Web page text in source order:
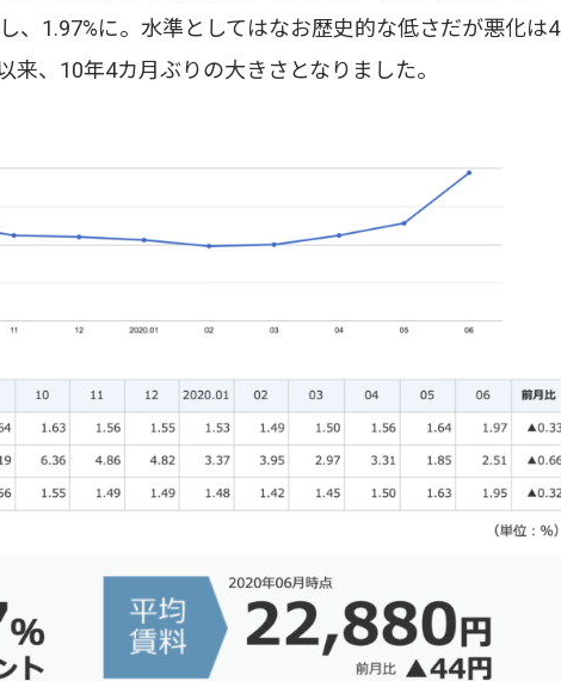
、1.97%に。水準としてはなお歴史的な低さだが悪化は4
、10年4カ月ぶりの大きさとなりました。